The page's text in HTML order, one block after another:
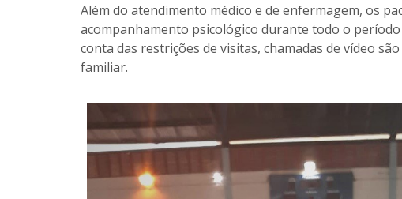
Além do atendimento médico e de enfermagem, os
acompanhamento psicológico durante todo o
conta das restrições de visitas, chamadas de vídeo
familiar.